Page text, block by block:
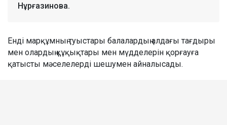
Нұрғазинова.
Енді марқұмның туыстары балалардың алдағы тағдыры
мен олардың құқықтары мен мүдделерін қорғауға
қатысты мәселелерді шешумен айналысады.